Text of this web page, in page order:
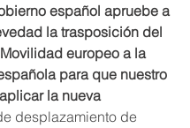
español apruebe a
la trasposición del
europeo a la
para que nuestro
la nueva
desplazamiento de